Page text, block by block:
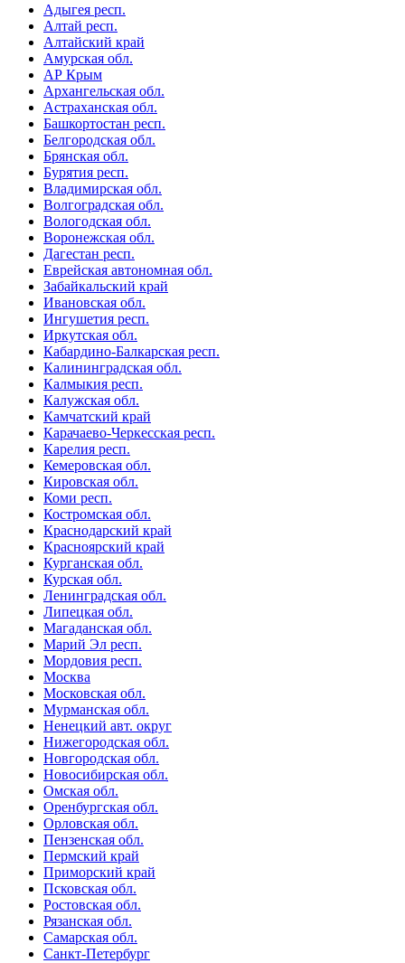
Адыгея респ.
Алтай респ.
Алтайский край
Амурская обл.
АР Крым
Архангельская обл.
Астраханская обл.
Башкортостан респ.
Белгородская обл.
Брянская обл.
Бурятия респ.
Владимирская обл.
Волгоградская обл.
Вологодская обл.
Воронежская обл.
Дагестан респ.
Еврейская автономная обл.
Забайкальский край
Ивановская обл.
Ингушетия респ.
Иркутская обл.
Кабардино-Балкарская респ.
Калининградская обл.
Калмыкия респ.
Калужская обл.
Камчатский край
Карачаево-Черкесская респ.
Карелия респ.
Кемеровская обл.
Кировская обл.
Коми респ.
Костромская обл.
Краснодарский край
Красноярский край
Курганская обл.
Курская обл.
Ленинградская обл.
Липецкая обл.
Магаданская обл.
Марий Эл респ.
Мордовия респ.
Москва
Московская обл.
Мурманская обл.
Ненецкий авт. округ
Нижегородская обл.
Новгородская обл.
Новосибирская обл.
Омская обл.
Оренбургская обл.
Орловская обл.
Пензенская обл.
Пермский край
Приморский край
Псковская обл.
Ростовская обл.
Рязанская обл.
Самарская обл.
Санкт-Петербург